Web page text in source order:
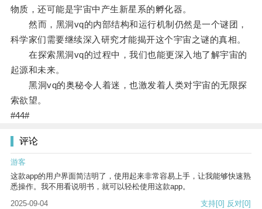
物质，还可能是宇宙中产生新星系的孵化器。
然而，黑洞vq的内部结构和运行机制仍然是一个谜团，
科学家们需要继续深入研究才能揭开这个宇宙之谜的真相。
在探索黑洞vq的过程中，我们也能更深入地了解宇宙的
起源和未来。
黑洞vq的奥秘令人着迷，也激发着人类对宇宙的无限探
索欲望。
#44#
评论
游客
这款app的用户界面简洁明了，使用起来非常容易上手，让我能够快速熟
悉操作。我不用看说明书，就可以轻松使用这款app。
2025-09-04
支持[0] 反对[0]